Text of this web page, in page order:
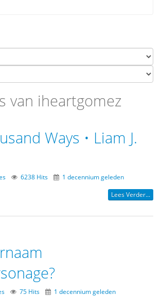
van iheartgomez
Ways • Liam J.
6238 Hits 1 decennium geleden
Lees Verder...
75 Hits 1 decennium geleden